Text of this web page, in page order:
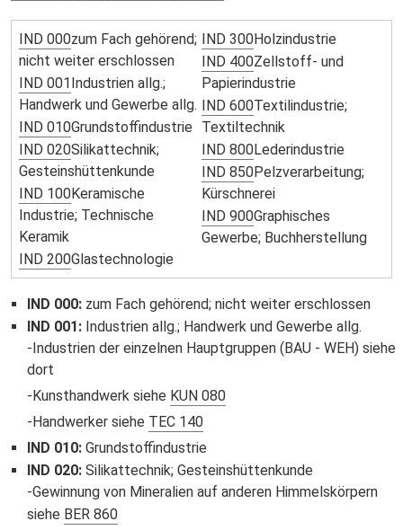
IND 000zum Fach gehörend;
nicht weiter erschlossen
IND 001Industrien allg.;
Handwerk und Gewerbe allg.
IND 010Grundstoffindustrie
IND 020Silikattechnik;
Gesteinshüttenkunde
IND 100Keramische
Industrie; Technische
Keramik
IND 200Glastechnologie
IND 300Holzindustrie
IND 400Zellstoff- und
Papierindustrie
IND 600Textilindustrie;
Textiltechnik
IND 800Lederindustrie
IND 850Pelzverarbeitung;
Kürschnerei
IND 900Graphisches
Gewerbe; Buchherstellung
IND 000:zum Fach gehörend; nicht weiter erschlossen
IND 001:Industrien allg.; Handwerk und Gewerbe allg.
Industrien der einzelnen Hauptgruppen (BAU - WEH) siehe
dort
Kunsthandwerk siehe KUN 080
Handwerker siehe TEC 140
IND 010:Grundstoffindustrie
IND 020:Silikattechnik; Gesteinshüttenkunde
Gewinnung von Mineralien auf anderen Himmelskörpern
siehe BER 860